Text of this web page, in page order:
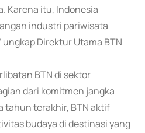
Karena itu, Indonesia
industri pariwisata
Direktur Utama BTN
BTN di sektor
dari komitmen jangka
tahun terakhir, BTN aktif
budaya di destinasi yang